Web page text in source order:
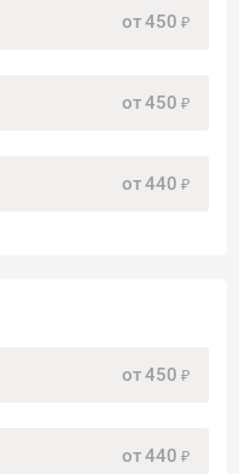
от450
от450
от440
от450
от440